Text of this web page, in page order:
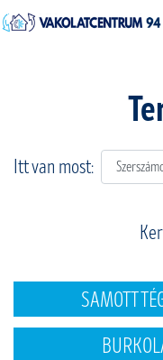
Itt van most:
SAMOTT